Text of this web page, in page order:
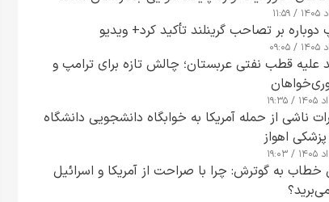
دوباره بر تصاحب گرینلند تأکید کرد+ ویدیو
علیه قطب نفتی عربستان؛ چالش تازه برای ترامپ و
ناشی از حمله آمریکا به خوابگاه دانشجویی دانشگاه
اهواز
خطاب به گوترش: چرا با صراحت از آمریکا و اسرائیل